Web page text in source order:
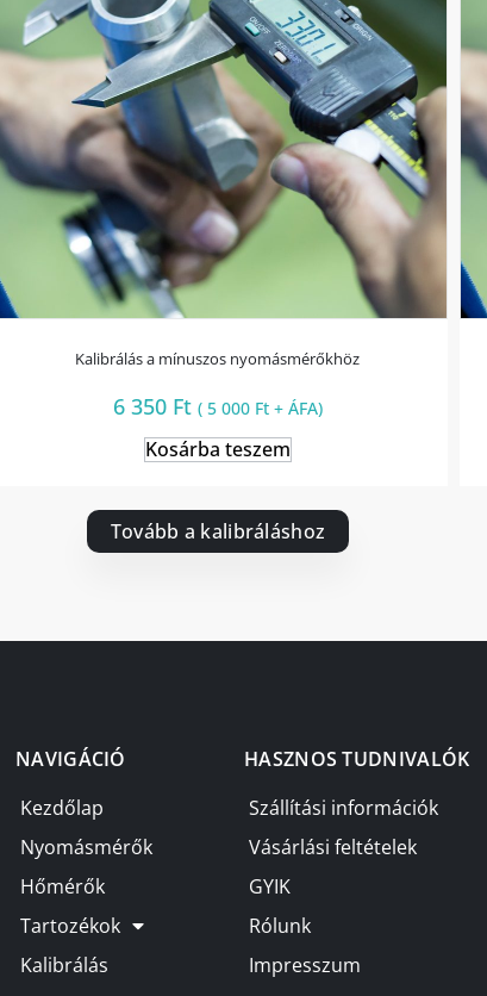
Kalibrálás a mínuszos nyomásmérőkhöz
6 350 Ft ( 5 000 Ft+ ÁFA)
Kosárba teszem
Tovább a kalibráláshoz
NAVIGÁCIÓ
Kezdőlap
Nyomásmérők
Hőmérők
Tartozékok
Kalibrálás
HASZNOS TUDNIVALÓK
Szállítási információk
Vásárlási feltételek
GYIK
Rólunk
Impresszum